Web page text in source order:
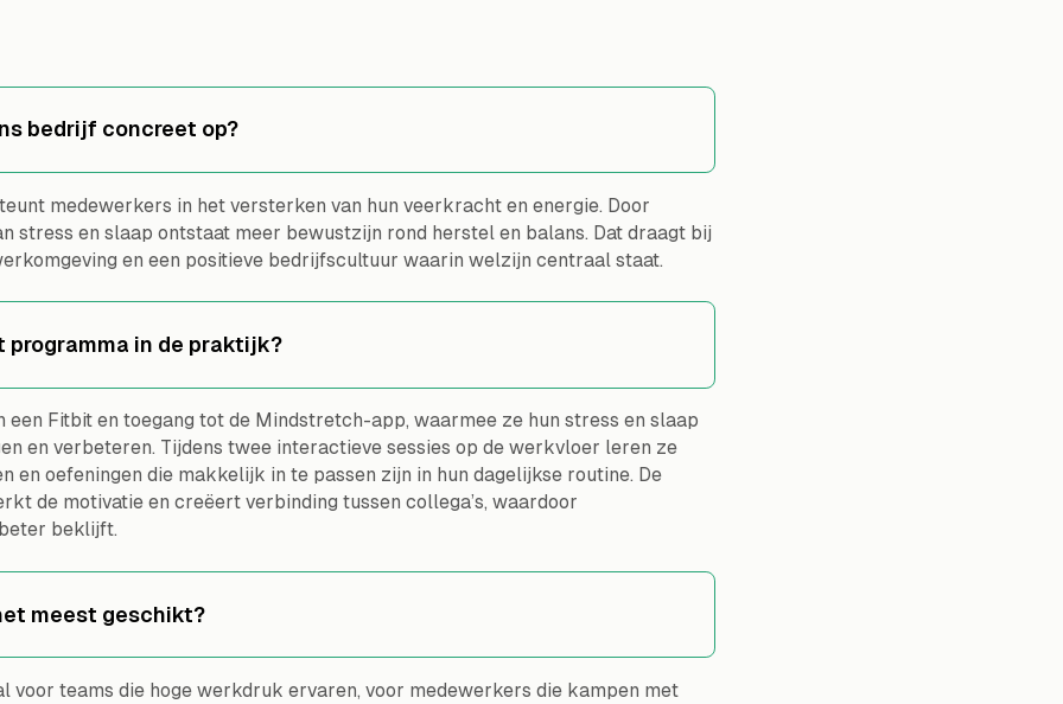
bedrijf concreet op?
medewerkers in het versterken van hun veerkracht en energie. Door
stress en slaap ontstaat meer bewustzijn rond herstel en balans. Dat draagt bij
en een positieve bedrijfscultuur waarin welzijn centraal staat.
programma in de praktijk?
Fitbit en toegang tot de Mindstretch-app, waarmee ze hun stress en slaap
en verbeteren. Tijdens twee interactieve sessies op de werkvloer leren ze
en oefeningen die makkelijk in te passen zijn in hun dagelijkse routine. De
de motivatie en creëert verbinding tussen collega’s, waardoor
beklijft.
meest geschikt?
voor teams die hoge werkdruk ervaren, voor medewerkers die kampen met